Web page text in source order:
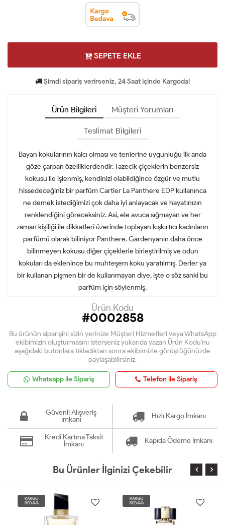
SEPETE EKLE
Şimdi sipariş verirseniz, 24 Saat içinde Kargoda!
Ürün Bilgileri Müşteri Yorumları
Teslimat Bilgileri
Bayan kokularının kalcı olması ve tenlerine uygunluğu ilk anda
göze çarpan özelliklerdendir. Tazecik çiçeklerin benzersiz
kokusu ile işlenmiş, kendinizi olabildiğince özgür ve mutlu
hissedeceğiniz bir parfüm Cartier La Panthere EDP kullanınca
ne demek istediğimizi çok daha iyi anlayacak ve hayatınızın
renklendiğini göreceksiniz. Asi, ele avuca sığmayan ve her
zaman kişiliği ile dikkatleri üzerinde toplayan kışkırtıcı kadınların
parfümü olarak biliniyor Panthere. Gardenyanın daha önce
bilinmeyen kokusu diğer çiçeklerle birleştirilmiş ve odun
kokuları da eklenince bu muhteşem koku yaratılmış. Derler ya
bir kullanan pişmen bir de kullanmayan diye, işte o söz sanki bu
parfüm için söylenmiş.
Ürün Kodu
#0002858
Bu ürünün siparişini sizin yerinize Müşteri Hizmetleri veya WhatsApp
ekibimizin oluşturmasını isterseniz yukarıda yazan Ürün Kodu'nu
aşağıdaki butonlara tıkladıktan sonra ekibimizle görüştüğünüzde
paylaşabilirsiniz.
Whatsapp ile Sipariş Telefon ile Sipariş
Güvenli Alışveriş
İmkanı
Hızlı Kargo İmkanı
Kredi Kartına Taksit
İmkanı
Kapıda Ödeme İmkanı
Bu Ürünler İlginizi Çekebilir
KARGO
BEDAVA
KARGO
BEDAVA